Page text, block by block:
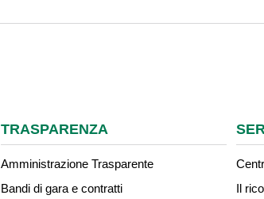
TRASPARENZA
Amministrazione Trasparente
Bandi di gara e contratti
Il